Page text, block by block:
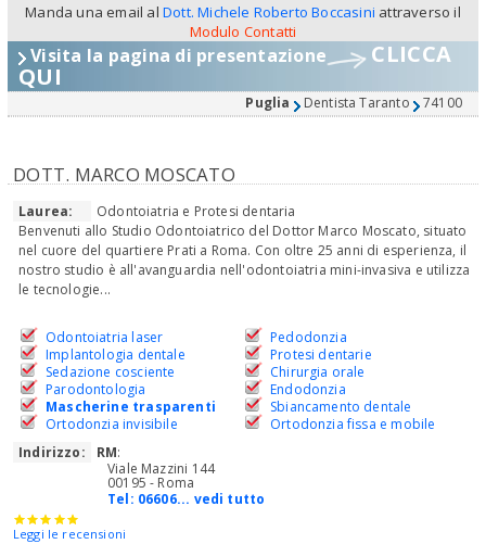
Manda una email al Dott. Michele Roberto Boccasini attraverso il
Modulo Contatti
Visita la pagina di presentazione CLICCA
QUI
Puglia Dentista Taranto 74100
DOTT. MARCO MOSCATO
Laurea:
Odontoiatria e Protesi dentaria
Benvenuti allo Studio Odontoiatrico del Dottor Marco Moscato, situato
nel cuore del quartiere Prati a Roma. Con oltre 25 anni di esperienza, il
nostro studio è all'avanguardia nell'odontoiatria mini-invasiva e utilizza
le tecnologie...
Odontoiatria laser
Implantologia dentale
Sedazione cosciente
Parodontologia
Mascherine trasparenti
Ortodonzia invisibile
Pedodonzia
Protesi dentarie
Chirurgia orale
Endodonzia
Sbiancamento dentale
Ortodonzia fissa e mobile
Indirizzo:
RM:
Viale Mazzini 144
00195 - Roma
Tel: 06606... vedi tutto
Leggi le recensioni